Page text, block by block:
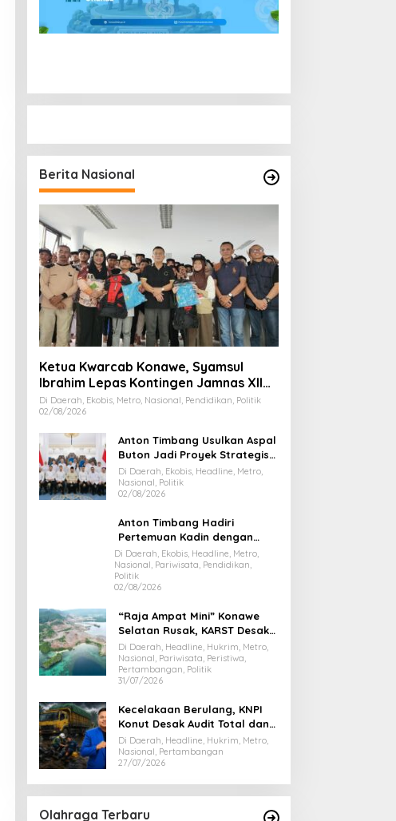
Berita Nasional
Ketua Kwarcab Konawe, Syamsul
Ibrahim Lepas Kontingen Jamnas XII
2026
Di Daerah, Ekobis, Metro, Nasional, Pendidikan, Politik
02/08/2026
Anton Timbang Usulkan Aspal
Buton Jadi Proyek Strategis
Nasional
Di Daerah, Ekobis, Headline, Metro,
Nasional, Politik
02/08/2026
Anton Timbang Hadiri
Pertemuan Kadin dengan
Presiden Prabowo, Bawa Misi
Majukan Ekonomi Sultra
Di Daerah, Ekobis, Headline, Metro,
Nasional, Pariwisata, Pendidikan,
Politik
02/08/2026
“Raja Ampat Mini” Konawe
Selatan Rusak, KARST Desak
Gubernur Evaluasi Total
Dispar Sultra
Di Daerah, Headline, Hukrim, Metro,
Nasional, Pariwisata, Peristiwa,
Pertambangan, Politik
31/07/2026
Kecelakaan Berulang, KNPI
Konut Desak Audit Total dan
Hentikan Hauling PT SPL
Di Daerah, Headline, Hukrim, Metro,
Nasional, Pertambangan
27/07/2026
Olahraga Terbaru